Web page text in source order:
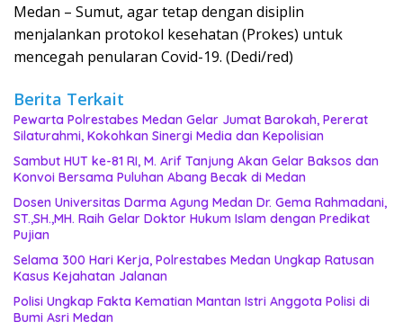
Medan – Sumut, agar tetap dengan disiplin
menjalankan protokol kesehatan (Prokes) untuk
mencegah penularan Covid-19. (Dedi/red)
Berita Terkait
Pewarta Polrestabes Medan Gelar Jumat Barokah, Pererat
Silaturahmi, Kokohkan Sinergi Media dan Kepolisian
‎Sambut HUT ke-81 RI, M. Arif Tanjung Akan Gelar Baksos dan
Konvoi Bersama Puluhan Abang Becak di Medan
Dosen Universitas Darma Agung Medan Dr. Gema Rahmadani,
ST.,SH.,MH. Raih Gelar Doktor Hukum Islam dengan Predikat
Pujian
Selama 300 Hari Kerja, Polrestabes Medan Ungkap Ratusan
Kasus Kejahatan Jalanan
Polisi Ungkap Fakta Kematian Mantan Istri Anggota Polisi di
Bumi Asri Medan